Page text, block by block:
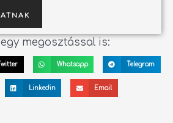
megosztással is:
Whatsapp Telegram
Linkedin Email